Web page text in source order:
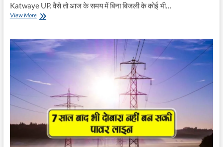
Katwaye UP. वैसे तो आज के समय में बिना बिजली के कोई भी…
View Moreबिजली
कटवाए
UP
|
Kaise
Katwaye
UP